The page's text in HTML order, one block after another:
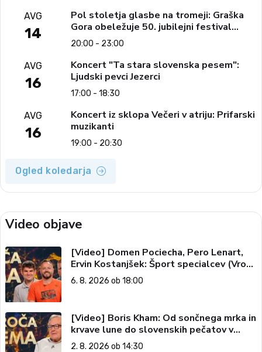
AVG
14
Pol stoletja glasbe na tromeji: Graška
Gora obeležuje 50. jubilejni festival
narodno-zabavne glasbe
20:00 - 23:00
AVG
16
Koncert "Ta stara slovenska pesem":
Ljudski pevci Jezerci
17:00 - 18:30
AVG
16
Koncert iz sklopa Večeri v atriju: Prifarski
muzikanti
19:00 - 20:30
Ogled koledarja
Video objave
[Video] Domen Pociecha, Pero Lenart,
Ervin Kostanjšek: Šport specialcev (Vroča
tema, 6. 8. 2026)
6. 8. 2026 ob 18:00
[Video] Boris Kham: Od sončnega mrka in
krvave lune do slovenskih pečatov v
vesolju (Vroča tema, 2. 8. 2026)
2. 8. 2026 ob 14:30